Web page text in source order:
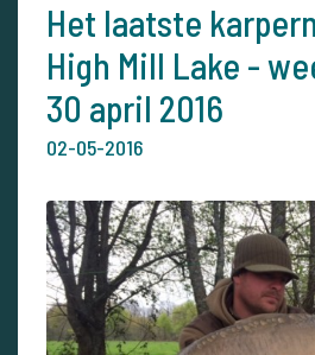
Het laatste
High Mill Lake -
30 april 2016
02-05-2016